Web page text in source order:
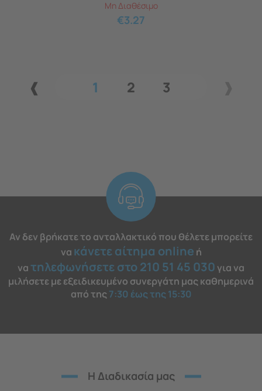
Μη Διαθέσιμο
€3.27
1 2 3
Αν δεν βρήκατε το ανταλλακτικό που θέλετε μπορείτε
να κάνετε αίτημα online ή
νατηλεφωνήσετε στο 210 51 45 030 για να
μιλήσετε με εξειδικευμένο συνεργάτη μας καθημερινά
από της7:30 έως της 15:30
H Διαδικασία μας